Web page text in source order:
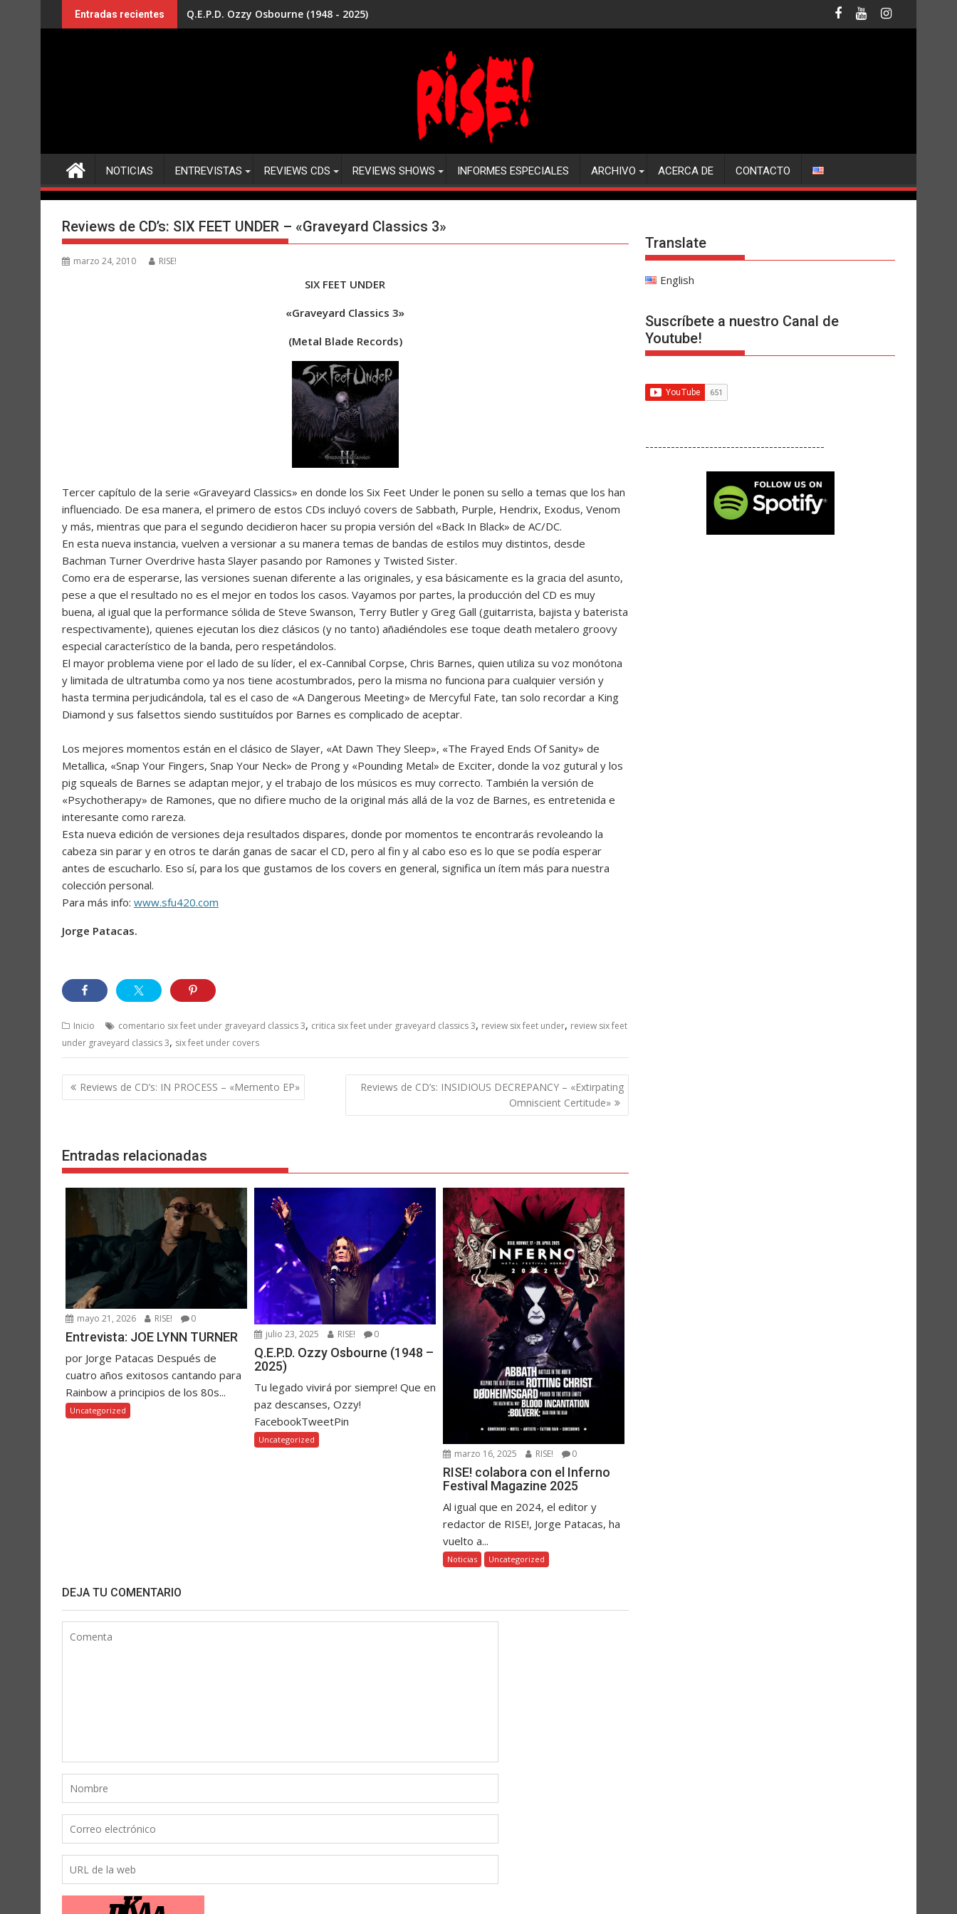
al
Entradas recientes Q.E.P.D. Ozzy Osbourne (1948 - 2025)
NOTICIAS ENTREVISTAS REVIEWS CDS REVIEWS SHOWS INFORMES ESPECIALES ARCHIVO ACERCA DE CONTACTO
Reviews de CD’s: SIX FEET UNDER – «Graveyard Classics 3»
marzo 24, 2010 RISE!
SIX FEET UNDER
«Graveyard Classics 3»
(Metal Blade Records)
Tercer capítulo de la serie «Graveyard Classics» en donde los Six Feet Under le ponen su sello a temas que los han
influenciado. De esa manera, el primero de estos CDs incluyó covers de Sabbath, Purple, Hendrix, Exodus, Venom
y más, mientras que para el segundo decidieron hacer su propia versión del «Back In Black» de AC/DC.
En esta nueva instancia, vuelven a versionar a su manera temas de bandas de estilos muy distintos, desde
Bachman Turner Overdrive hasta Slayer pasando por Ramones y Twisted Sister.
Como era de esperarse, las versiones suenan diferente a las originales, y esa básicamente es la gracia del asunto,
pese a que el resultado no es el mejor en todos los casos. Vayamos por partes, la producción del CD es muy
buena, al igual que la performance sólida de Steve Swanson, Terry Butler y Greg Gall (guitarrista, bajista y baterista
respectivamente), quienes ejecutan los diez clásicos (y no tanto) añadiéndoles ese toque death metalero groovy
especial característico de la banda, pero respetándolos.
El mayor problema viene por el lado de su líder, el ex-Cannibal Corpse, Chris Barnes, quien utiliza su voz monótona
y limitada de ultratumba como ya nos tiene acostumbrados, pero la misma no funciona para cualquier versión y
hasta termina perjudicándola, tal es el caso de «A Dangerous Meeting» de Mercyful Fate, tan solo recordar a King
Diamond y sus falsettos siendo sustituídos por Barnes es complicado de aceptar.
Los mejores momentos están en el clásico de Slayer, «At Dawn They Sleep», «The Frayed Ends Of Sanity» de
Metallica, «Snap Your Fingers, Snap Your Neck» de Prong y «Pounding Metal» de Exciter, donde la voz gutural y los
pig squeals de Barnes se adaptan mejor, y el trabajo de los músicos es muy correcto. También la versión de
«Psychotherapy» de Ramones, que no difiere mucho de la original más allá de la voz de Barnes, es entretenida e
interesante como rareza.
Esta nueva edición de versiones deja resultados dispares, donde por momentos te encontrarás revoleando la
cabeza sin parar y en otros te darán ganas de sacar el CD, pero al fin y al cabo eso es lo que se podía esperar
antes de escucharlo. Eso sí, para los que gustamos de los covers en general, significa un ítem más para nuestra
colección personal.
Para más info: www.sfu420.com
Jorge Patacas.
Inicio comentario six feet under graveyard classics 3, critica six feet under graveyard classics 3, review six feet under, review six feet
under graveyard classics 3, six feet under covers
Navegación
de
Reviews de CD’s: IN PROCESS – «Memento EP»
Reviews de CD’s: INSIDIOUS DECREPANCY – «Extirpating
Omniscient Certitude»
Entradas relacionadas
mayo 21, 2026 RISE! 0
Entrevista: JOE LYNN TURNER
por Jorge Patacas Después de
cuatro años exitosos cantando para
Rainbow a principios de los 80s...
Uncategorized
julio 23, 2025 RISE! 0
Q.E.P.D. Ozzy Osbourne (1948 –
2025)
Tu legado vivirá por siempre! Que en
paz descanses, Ozzy!
FacebookTweetPin
Uncategorized
marzo 16, 2025 RISE! 0
RISE! colabora con el Inferno
Festival Magazine 2025
Al igual que en 2024, el editor y
redactor de RISE!, Jorge Patacas, ha
vuelto a...
Noticias Uncategorized
DEJA TU COMENTARIO
Translate
English
Suscríbete a nuestro Canal de
Youtube!
------------------------------------------